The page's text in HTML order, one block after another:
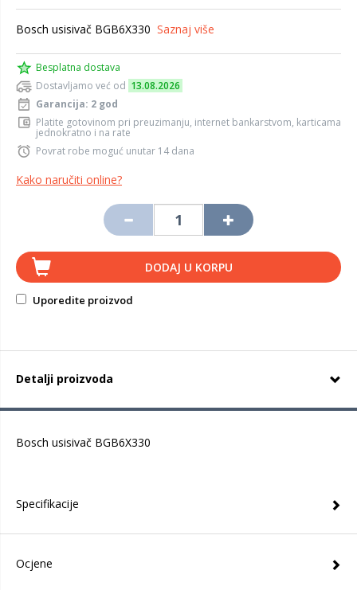
Bosch usisivač BGB6X330 Saznaj više
Besplatna dostava
Dostavljamo već od 13.08.2026
Garancija: 2 god
Platite gotovinom pri preuzimanju, internet bankarstvom, karticama
jednokratno i na rate
Povrat robe moguć unutar 14 dana
Kako naručiti online?
DODAJ U KORPU
Uporedite proizvod
Detalji proizvoda
Bosch usisivač BGB6X330
Specifikacije
Ocjene